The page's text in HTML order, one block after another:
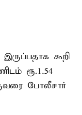
கூறி
ரூ.1.54
போலீசார்